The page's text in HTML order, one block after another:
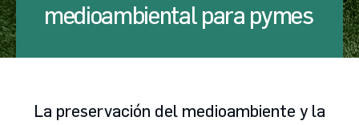
medioambiental para pymes
La preservación del medioambiente y la